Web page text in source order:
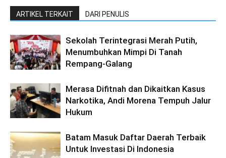
ARTIKEL TERKAIT DARI PENULIS
Sekolah Terintegrasi Merah Putih,
Menumbuhkan Mimpi Di Tanah
Rempang-Galang
Merasa Difitnah dan Dikaitkan Kasus
Narkotika, Andi Morena Tempuh Jalur
Hukum
Batam Masuk Daftar Daerah Terbaik
Untuk Investasi Di Indonesia